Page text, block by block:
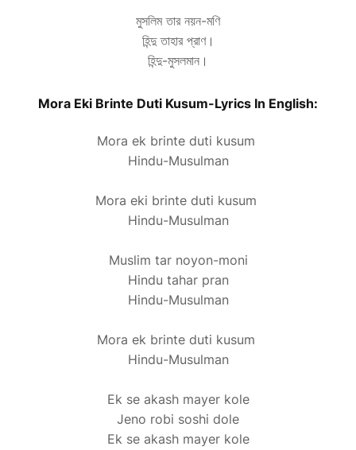
মুসলিম তার নয়ন-মণি
হিন্দু তাহার প্রাণ।
হিন্দু-মুসলমান।
Mora Eki Brinte Duti Kusum-Lyrics In English:
Mora ek brinte duti kusum
Hindu-Musulman
Mora eki brinte duti kusum
Hindu-Musulman
Muslim tar noyon-moni
Hindu tahar pran
Hindu-Musulman
Mora ek brinte duti kusum
Hindu-Musulman
Ek se akash mayer kole
Jeno robi soshi dole
Ek se akash mayer kole